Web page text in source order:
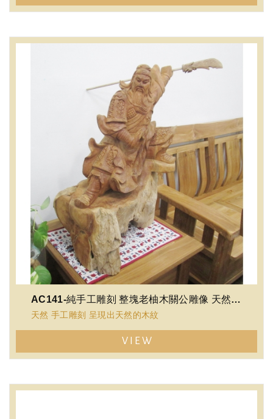
AC141-純手工雕刻 整塊老柚木關公雕像 天然時尚 收藏品 擺飾 禮品 限量商...
天然 手工雕刻 呈現出天然的木紋
散發天然芬多精 老柚木實木 越擦越亮
VIEW